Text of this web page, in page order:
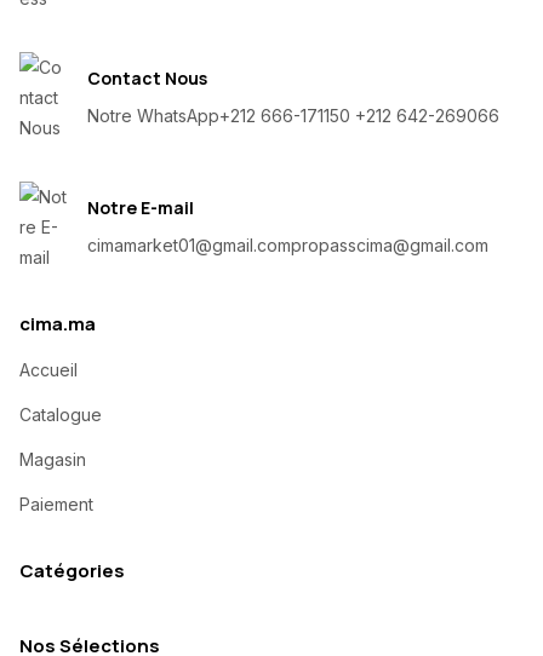
Contact Nous
Notre WhatsApp+212 666-171150 +212 642-269066
Notre E-mail
cimamarket01@gmail.compropasscima@gmail.com
cima.ma
Accueil
Catalogue
Magasin
Paiement
Catégories
Nos Sélections